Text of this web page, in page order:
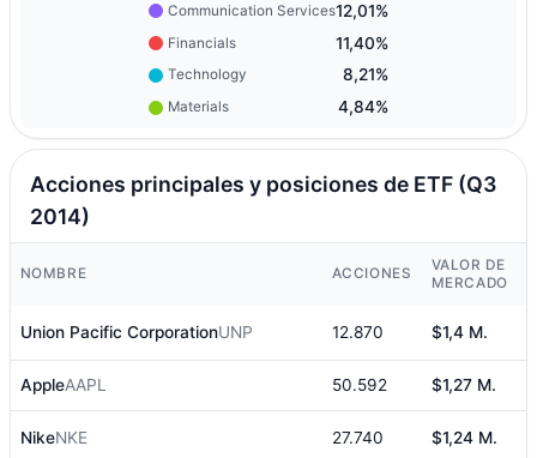
Communication Services12,01%
Financials 11,40%
Technology 8,21%
Materials 4,84%
Acciones principales y posiciones de ETF (Q3
2014)
NOMBRE ACCIONES
VALOR DE
MERCADO
Union Pacific CorporationUNP 12.870 $1,4 M.
AppleAAPL 50.592 $1,27 M.
NikeNKE 27.740 $1,24 M.